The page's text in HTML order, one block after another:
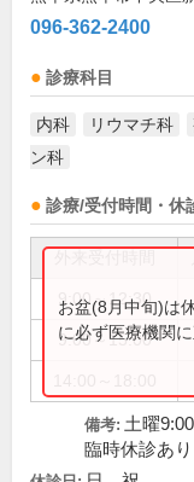
096-362-2400
診療科目
内科 リウマチ科
ン科
診療/受付時間・休
9:00～12:30
9:00～15:00
お盆(8月中旬)は
に必ず医療機関
備考: 土曜
臨時休診あり